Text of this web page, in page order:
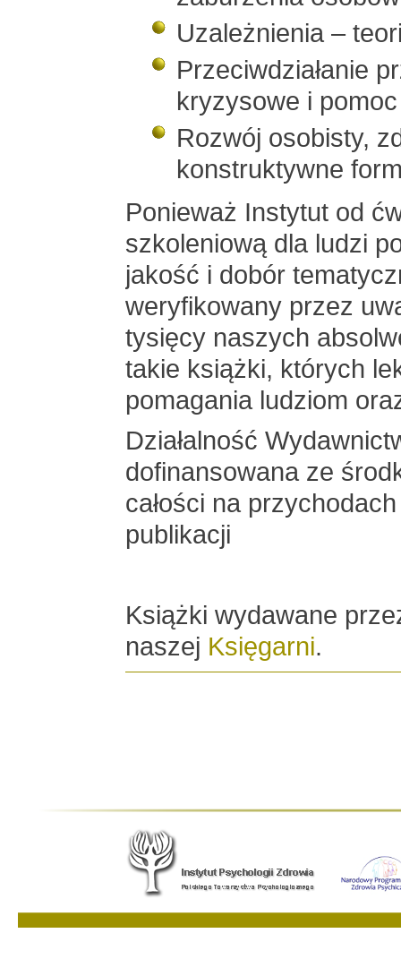
Uzależnienia –
Przeciwdziałanie
kryzysowe i
Rozwój osobisty,
konstruktywne
Ponieważ Instytut od
szkoleniową dla ludzi
jakość i dobór
weryfikowany przez
tysięcy naszych
takie książki, których
pomagania ludziom
Działalność
dofinansowana ze
całości na
publikacji
Książki wydawane
naszej Księgarni.